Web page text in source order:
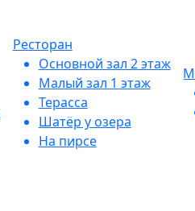
Ресторан
Основной зал 2 этаж
Малый зал 1 этаж
Терасса
Шатёр у озера
На пирсе